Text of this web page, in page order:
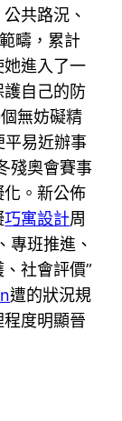
共路況、
疇，累計
進入了一
自己的防
無妨礙精
平易近辦事
殘奧會賽事
。新公佈
巧寓設計周
專班推進、
社會評價”
遭的狀況規
度明顯晉